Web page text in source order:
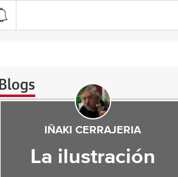
Blogs
IÑAKI CERRAJERIA
La ilustración